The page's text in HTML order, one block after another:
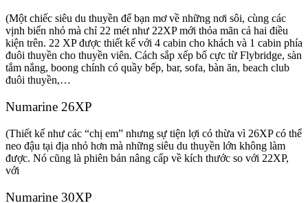
(Một chiếc siêu du thuyền để bạn mơ về những nơi sôi, cùng các
vịnh biển nhỏ mà chỉ 22 mét như 22XP mới thỏa mãn cả hai điều
kiện trên. 22 XP được thiết kế với 4 cabin cho khách và 1 cabin phía
đuôi thuyền cho thuyền viên. Cách sắp xếp bố cực từ Flybridge, sàn
tắm nắng, boong chính có quầy bếp, bar, sofa, bàn ăn, beach club
đuôi thuyền,…
Numarine 26XP
(Thiết kế như các “chị em” nhưng sự tiện lợi có thừa vì 26XP có thể
neo đậu tại địa nhỏ hơn mà những siêu du thuyền lớn không làm
được. Nó cũng là phiên bản nâng cấp về kích thước so với 22XP,
với
Numarine 30XP